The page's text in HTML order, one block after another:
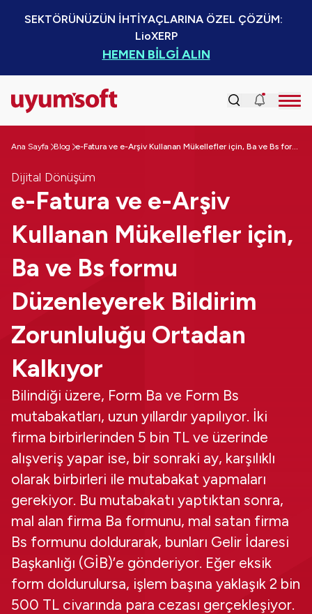
SEKTÖRÜNÜZÜN İHTİYAÇLARINA ÖZEL ÇÖZÜM:
LioXERP
HEMEN BİLGİ ALIN
Ana Sayfa Blog e-Fatura ve e-Arşiv Kullanan Mükellefler için, Ba ve Bs formu Düzenleyerek Bildirim Zorunluluğu Ortadan Kalkıyor
Dijital Dönüşüm
e-Fatura ve e-Arşiv
Kullanan Mükellefler için,
Ba ve Bs formu
Düzenleyerek Bildirim
Zorunluluğu Ortadan
Kalkıyor
Bilindiği üzere, Form Ba ve Form Bs
mutabakatları, uzun yıllardır yapılıyor. İki
firma birbirlerinden 5 bin TL ve üzerinde
alışveriş yapar ise, bir sonraki ay, karşılıklı
olarak birbirleri ile mutabakat yapmaları
gerekiyor. Bu mutabakatı yaptıktan sonra,
mal alan firma Ba formunu, mal satan firma
Bs formunu doldurarak, bunları Gelir İdaresi
Başkanlığı (GİB)’e gönderiyor. Eğer eksik
form doldurulursa, işlem başına yaklaşık 2 bin
500 TL civarında para cezası gerçekleşiyor.